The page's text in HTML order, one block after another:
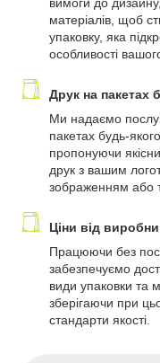
матеріалів, щоб
упаковку, яка
особливості
Друк на пакетах
Ми надаємо
пакетах будь-
пропонуючи
друк з вашим
зображенням або
Ціни від
Працюючи без
забезпечуємо
види упаковки та
зберігаючи при
стандарти якості.